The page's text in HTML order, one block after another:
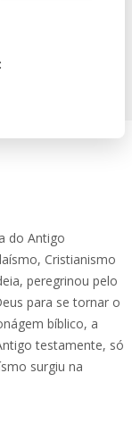
do Antigo
Cristianismo
peregrinou pelo
para se tornar o
bíblico, a
testamente, só
surgiu na